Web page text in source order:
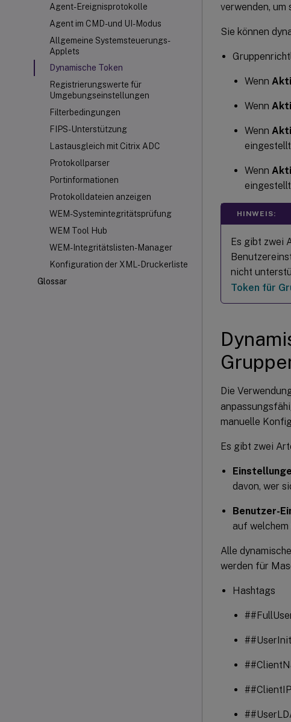
Agent-Ereignisprotokolle
Agent im CMD- und UI-Modus
Allgemeine Systemsteuerungs-
Applets
Dynamische Token
Registrierungswerte für
Umgebungseinstellungen
Filterbedingungen
FIPS-Unterstützung
Lastausgleich mit Citrix ADC
Protokollparser
Portinformationen
Protokolldateien anzeigen
WEM-Systemintegritätsprüfung
WEM Tool Hub
WEM-Integritätslisten-Manager
Konfiguration der XML-Druckerliste
Glossar
verwenden, um
Sie können
Wenn
Wenn
Wenn
Wenn
HINWEIS:
Es gibt zwei
nicht
Token für
Die
manuelle
Es gibt zwei
davon, wer
Benutzer-
auf welchem
Alle
werden für
Hashtags